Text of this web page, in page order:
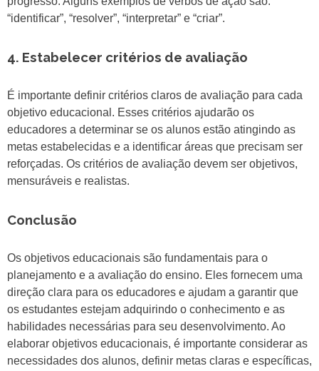
“identificar”, “resolver”, “interpretar” e “criar”.
4. Estabelecer critérios de avaliação
É importante definir critérios claros de avaliação para cada
objetivo educacional. Esses critérios ajudarão os
educadores a determinar se os alunos estão atingindo as
metas estabelecidas e a identificar áreas que precisam ser
reforçadas. Os critérios de avaliação devem ser objetivos,
mensuráveis e realistas.
Conclusão
Os objetivos educacionais são fundamentais para o
planejamento e a avaliação do ensino. Eles fornecem uma
direção clara para os educadores e ajudam a garantir que
os estudantes estejam adquirindo o conhecimento e as
habilidades necessárias para seu desenvolvimento. Ao
elaborar objetivos educacionais, é importante considerar as
necessidades dos alunos, definir metas claras e específicas,